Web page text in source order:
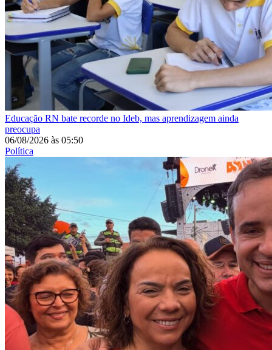
Educação RN bate recorde no Ideb, mas aprendizagem ainda
preocupa
06/08/2026 às 05:50
Política